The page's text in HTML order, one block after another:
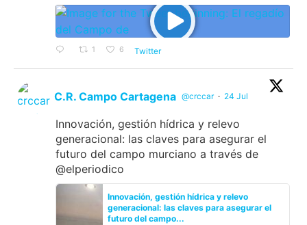
1 6 Twitter
C.R. Campo Cartagena @crccar · 24 Jul
Innovación, gestión hídrica y relevo
generacional: las claves para asegurar el
futuro del campo murciano a través de
@elperiodico
Innovación, gestión hídrica y relevo
generacional: las claves para asegurar el
futuro del campo...